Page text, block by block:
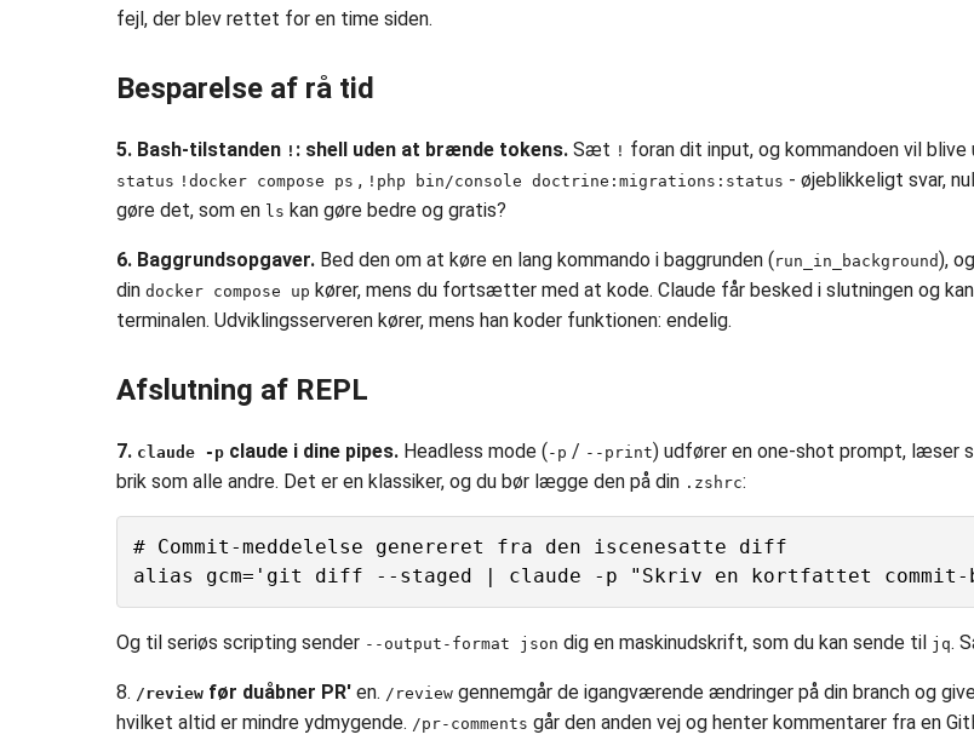
fejl, der blev rettet for en time siden.
Besparelse af rå tid
5. Bash-tilstanden ! : shell uden at brænde tokens. Sæt ! foran dit input, og kommandoen vil
status !docker compose ps , !php bin/console doctrine:migrations:status - øjeblikkeligt svar,
gøre det, som en ls kan gøre bedre og gratis?
6. Baggrundsopgaver. Bed den om at køre en lang kommando i baggrunden (run_in_background),
din docker compose up kører, mens du fortsætter med at kode. Claude får besked i slutningen og
terminalen. Udviklingsserveren kører, mens han koder funktionen: endelig.
Afslutning af REPL
7. claude -p claude i dine pipes. Headless mode (-p / --print) udfører en one-shot prompt, læser
brik som alle andre. Det er en klassiker, og du bør lægge den på din .zshrc:
# Commit-meddelelse genereret fra den iscenesatte diff
Og til seriøs scripting sender --output-format json dig en maskinudskrift, som du kan sende til jq.
8. /review før duåbner PR' en. /review gennemgår de igangværende ændringer på din branch og
hvilket altid er mindre ydmygende. /pr-comments går den anden vej og henter kommentarer fra en